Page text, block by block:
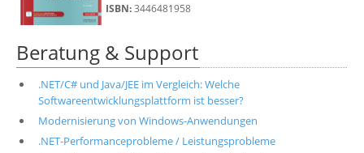
ISBN:3446481958
Beratung & Support
.NET/C# und Java/JEE im Vergleich: Welche
Softwareentwicklungsplattform ist besser?
Modernisierung von Windows-Anwendungen
.NET-Performanceprobleme / Leistungsprobleme